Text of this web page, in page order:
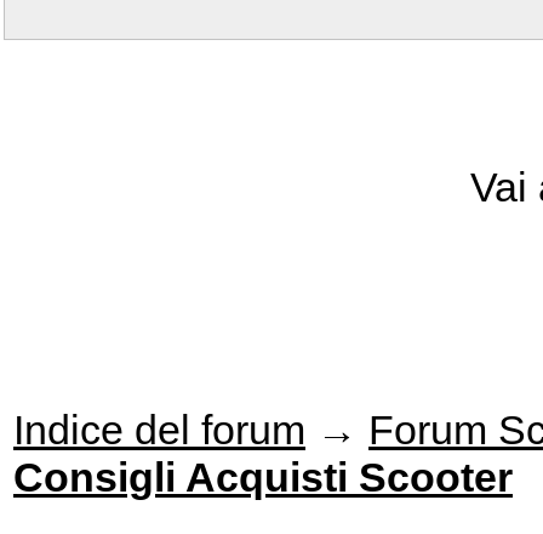
Vai
Indice del forum → Forum
Consigli Acquisti Scooter